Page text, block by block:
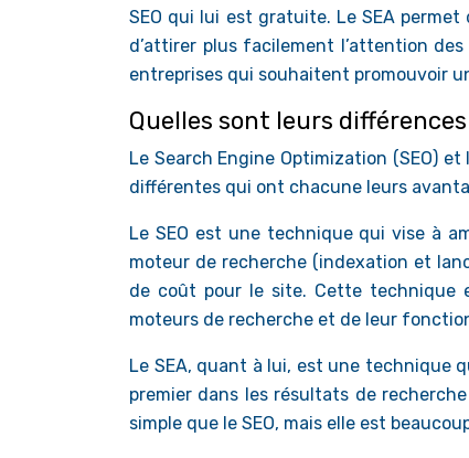
SEO qui lui est gratuite. Le SEA
d’attirer plus facilement l’attention
entreprises qui souhaitent promouvoir
Quelles sont leurs différences
Le Search Engine Optimization (SEO)
différentes qui ont chacune leurs
Le SEO est une technique qui vise à
moteur de recherche (indexation et
de coût pour le site. Cette technique
moteurs de recherche et de leur
Le SEA, quant à lui, est une technique
premier dans les résultats de
simple que le SEO, mais elle est